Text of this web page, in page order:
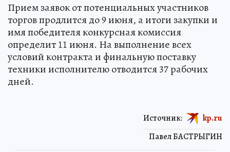
Прием заявок от потенциальных участников
торгов продлится до 9 июня, а итоги закупки и
имя победителя конкурсная комиссия
определит 11 июня. На выполнение всех
условий контракта и финальную поставку
техники исполнителю отводится 37 рабочих
дней.
Павел БАСТРЫГИН
Источник: kp.ru